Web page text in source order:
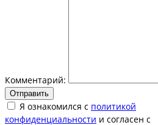
Комментарий:
Отправить
Я ознакомился с политикой
конфиденциальности и согласен с